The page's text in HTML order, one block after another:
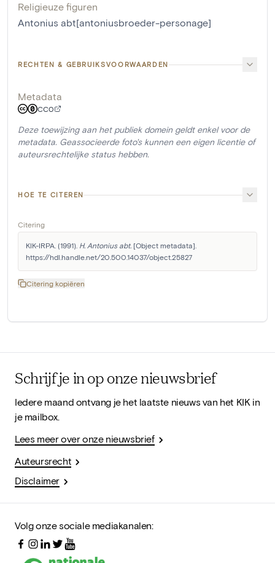
Religieuze figuren
Antonius abt[antoniusbroeder-personage]
RECHTEN & GEBRUIKSVOORWAARDEN
Metadata
CC0
Deze toewijzing aan het publiek domein geldt enkel voor de
metadata. Geassocieerde foto's kunnen een eigen licentie of
auteursrechtelijke status hebben.
HOE TE CITEREN
Citering
KIK-IRPA. (1991). H. Antonius abt. [Object metadata].
https://hdl.handle.net/20.500.14037/object.25827
Citering kopiëren
Schrijf je in op onze nieuwsbrief
Iedere maand ontvang je het laatste nieuws van het KIK in
je mailbox.
Lees meer over onze nieuwsbrief
Auteursrecht
Disclaimer
Volg onze sociale mediakanalen: